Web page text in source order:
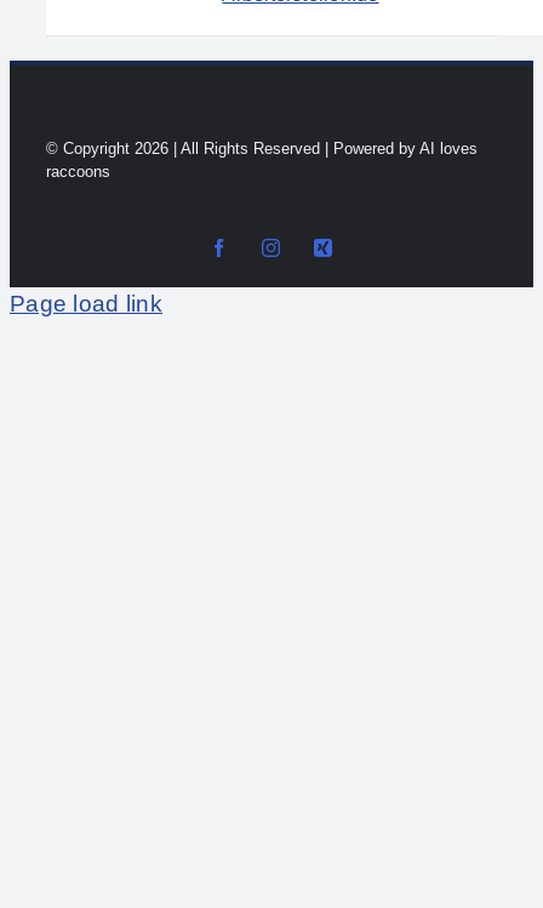
© Copyright 2026 | All Rights Reserved | Powered by AI loves
raccoons
Page load link